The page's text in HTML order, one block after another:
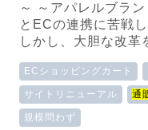
～ ～アパレルブラ
とECの連携に苦戦
しかし、大胆な改革
ECショッピングカート
サイトリニューアル 通
規模問わず